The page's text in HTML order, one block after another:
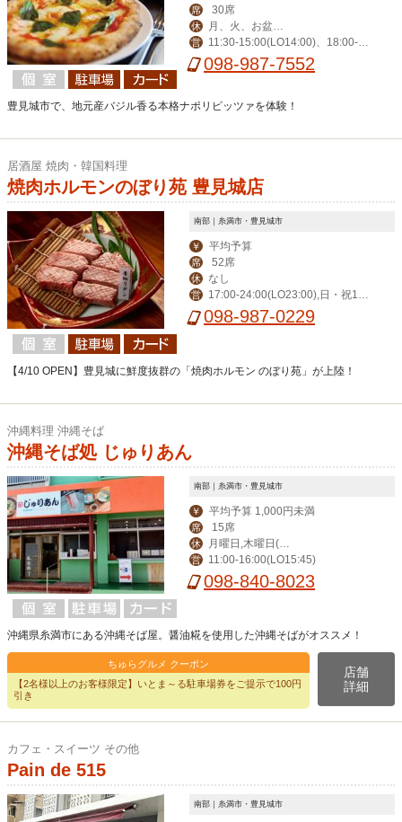
席 30席
休
年末年始、その他不
定休
営
11:30-15:00(LO14:00)、18:00-2
3:00(LO22:00)、日曜日は22:00(LO2
098-987-7552
豊見城市で、地元産バジル香る本格ナポリピッツァを体験！
居酒屋 焼肉・韓国料理
焼肉ホルモンのぼり苑 豊見城店
南部｜糸満市・豊見城市
￥ 平均予算
席 52席
休 なし
営
17:00-24:00(LO23:00),日・祝16:0
0-23:00(LO22:00)
098-987-0229
【4/10 OPEN】豊見城に鮮度抜群の「焼肉ホルモン のぼり苑」が上陸！
沖縄料理 沖縄そば
沖縄そば処 じゅりあん
南部｜糸満市・豊見城市
￥ 平均予算 1,000円未満
席 15席
休
日の場合は営業,翌日
休み),不定休有り
営 11:00-16:00(LO15:45)
098-840-8023
沖縄県糸満市にある沖縄そば屋。醤油糀を使用した沖縄そばがオススメ！
ちゅらグルメ クーポン
【2名様以上のお客様限定】いとま～る駐車場券をご提示で100円
引き
店舗
詳細
カフェ・スイーツ その他
Pain de 515
南部｜糸満市・豊見城市